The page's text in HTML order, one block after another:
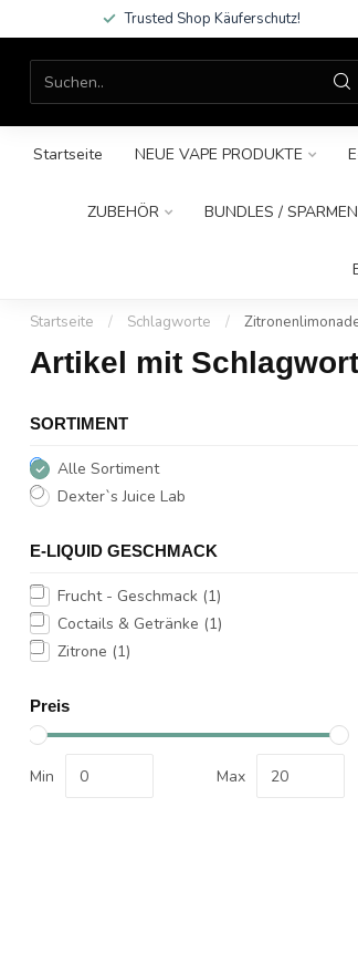
Trusted Shop Käuferschutz!
Startseite NEUE VAPE PRODUKTE
ZUBEHÖR BUNDLES /
Startseite / Schlagworte /
Artikel mit
SORTIMENT
Alle Sortiment
Dexter`s Juice Lab
E-LIQUID GESCHMACK
Frucht - Geschmack (1)
Coctails & Getränke (1)
Zitrone (1)
Preis
Min Max